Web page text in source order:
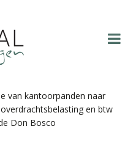
van kantoorpanden naar
en btw
Don Bosco
Hasselman